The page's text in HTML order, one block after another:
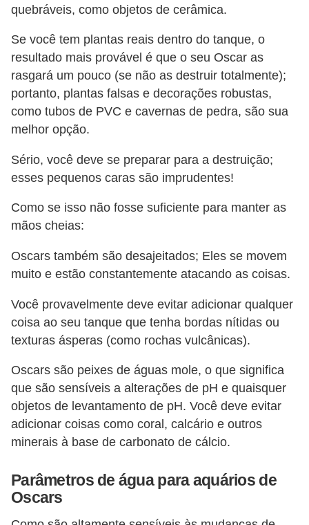
quebráveis, como objetos de cerâmica.
Se você tem plantas reais dentro do tanque, o
resultado mais provável é que o seu Oscar as
rasgará um pouco (se não as destruir totalmente);
portanto, plantas falsas e decorações robustas,
como tubos de PVC e cavernas de pedra, são sua
melhor opção.
Sério, você deve se preparar para a destruição;
esses pequenos caras são imprudentes!
Como se isso não fosse suficiente para manter as
mãos cheias:
Oscars também são desajeitados; Eles se movem
muito e estão constantemente atacando as coisas.
Você provavelmente deve evitar adicionar qualquer
coisa ao seu tanque que tenha bordas nítidas ou
texturas ásperas (como rochas vulcânicas).
Oscars são peixes de águas mole, o que significa
que são sensíveis a alterações de pH e quaisquer
objetos de levantamento de pH. Você deve evitar
adicionar coisas como coral, calcário e outros
minerais à base de carbonato de cálcio.
Parâmetros de água para aquários de
Oscars